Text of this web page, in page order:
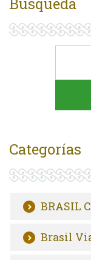
Categorías
BRASIL
Brasil